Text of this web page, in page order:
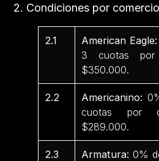
2. Condiciones por comercio
2.1 American Eagle:
3 cuotas por
$350.000.
2.2 Americanino:
cuotas por
$289.000.
2.3 Armatura: 0%